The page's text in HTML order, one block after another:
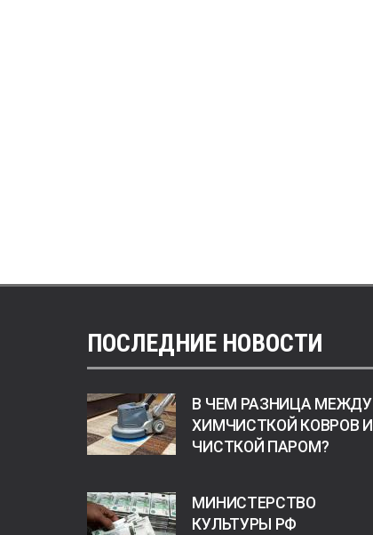
ПОСЛЕДНИЕ НОВОСТИ
В ЧЕМ РАЗНИЦА МЕЖДУ
ХИМЧИСТКОЙ КОВРОВ И
ЧИСТКОЙ ПАРОМ?
МИНИСТЕРСТВО
КУЛЬТУРЫ РФ